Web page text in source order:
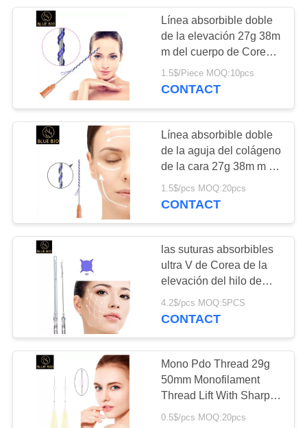
Solución de la
lipolisis
17
Microneedles
31
Glutatión que
blanquea productos
Línea absorbible doble
de la elevación 27g 38m
m del cuerpo de Corea
de la certificación del Ce
del tornillo del hilo de
1.5$/Piece MOQ:10pcs
CONTACT
Línea absorbible doble
de la aguja del colágeno
de la cara 27g 38m m de
la elevación del hilo de
Pdo del tornillo
1.5$/pcs MOQ:20pcs
CONTACT
las suturas absorbibles
ultra V de Corea de la
elevación del hilo de
Pdo del diente 4d que
levanta pelan el ajuste
4.2$/pcs MOQ:5PCS
CONTACT
Mono Pdo Thread 29g
50mm Monofilament
Thread Lift With Sharp
Needle Cannula
0.5$/pcs MOQ:20pcs